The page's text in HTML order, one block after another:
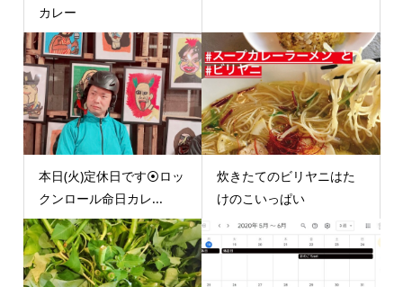
カレー
本日(火)定休日です⦿ロッ
クンロール命日カレ...
炊きたてのビリヤニはた
けのこいっぱい